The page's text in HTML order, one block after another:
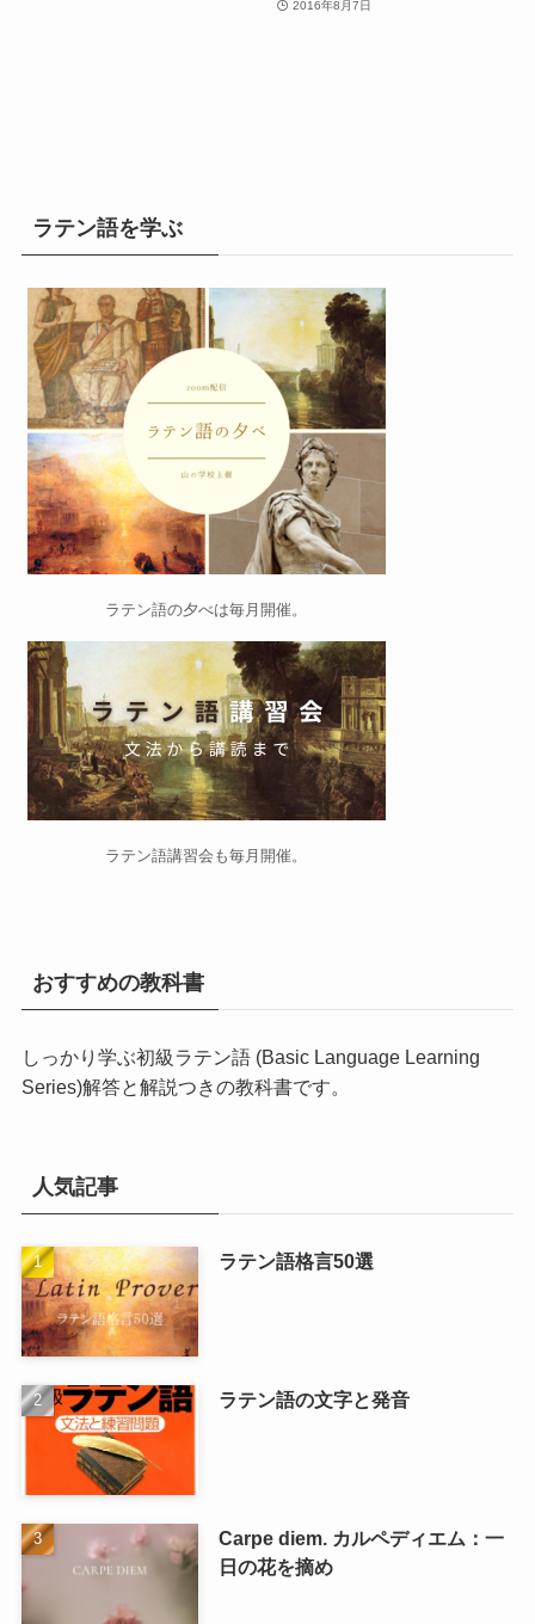
2016年8月7日
ラテン語を学ぶ
ラテン語の夕べは毎月開催。
ラテン語講習会 も毎月開催。
おすすめの教科書
しっかり学ぶ初級ラテン語 (Basic Language Learning
Series)解答と解説つきの教科書です。
人気記事
ラテン語格言50選
ラテン語の文字と発音
Carpe diem. カルペディエム：一
日の花を摘め